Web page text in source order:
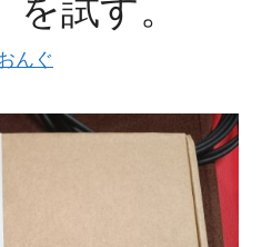
んぐ